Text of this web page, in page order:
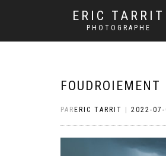
ERIC TARRIT
PHOTOGRAPHE
PAR ERIC TARRIT 2022-07-